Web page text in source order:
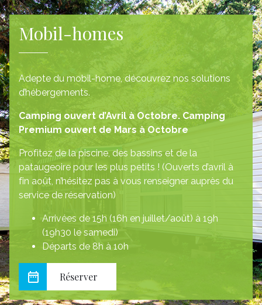
Mobil-homes
Adepte du mobil-home, découvrez nos solutions
d’hébergements.
Camping ouvert d’Avril à Octobre. Camping
Premium ouvert de Mars à Octobre
Profitez de la piscine, des bassins et de la
pataugeoire pour les plus petits ! (Ouverts d’avril à
fin août, n’hésitez pas à vous renseigner auprès du
service de réservation)
Arrivées de 15h (16h en juillet/août) à 19h
(19h30 le samedi)
Départs de 8h à 10h
Réserver